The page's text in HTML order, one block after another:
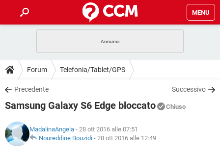
MENU
INTRATTENIMENTO ANDROID
iOS
INSTAGRAM WHATSAPP
TIKTOK
HARDWARE
GUIDE
COVID-19 GAMING
INSTAGRAM WHATSAPP
TIKTOK
DOWNLOAD
COVID-19 GAMING
INTRATTENIMENTO
iOS WINDOWS 10
COVID-19 GAMING
INTRATTENIMENTO
GLOSSARIO
Forum Telefonia/Tablet/GPS
Precedente Successivo
Samsung Galaxy S6 Edge bloccato Chiuso
MadalinaAngela - 28 ott 2016 alle 07:51
Noureddine Bouzidi - 28 ott 2016 alle 12:49